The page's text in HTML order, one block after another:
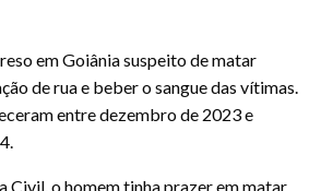
em Goiânia suspeito de matar
de rua e beber o sangue das vítimas.
entre dezembro de 2023 e
Civil, o homem tinha prazer em matar